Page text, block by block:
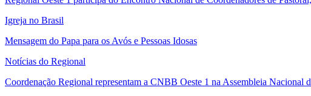
Igreja no Brasil
Mensagem do Papa para os Avós e Pessoas Idosas
Notícias do Regional
Coordenação Regional representam a CNBB Oeste 1 na Assembleia